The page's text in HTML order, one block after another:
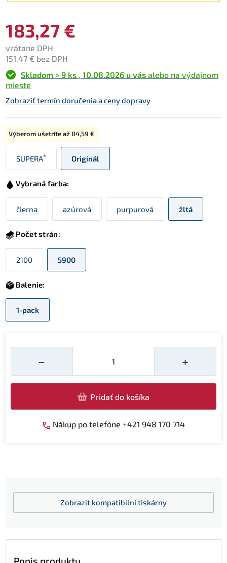
183,27 €
vrátane DPH
151,47 € bez DPH
Skladom > 9 ks , 10.08.2026 u vás alebo na výdajnom
mieste
Zobraziť termín doručenia a ceny dopravy
Typ:
SUPERA®
Výberom ušetríte až84,59 €
Originál
Vybraná farba:
čierna azúrová purpurová žltá
Počet strán:
2100 5900
Balenie:
1-pack
−
Množství
+
Pridať do košíka
Nákup po telefóne +421 948 170 714
Zobrazit kompatibilní tiskárny